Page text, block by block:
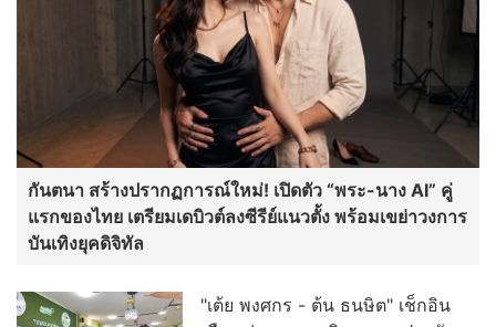
"เต้ย พงศกร - ต้น ธนษิต" เช็กอิน
เมืองเก่า ชมภาพจิตรกรรมฝาผนัง
ระดับโลก “ปู่ม่านย่าม่าน” เรียนรู้
นวัตกรรมผักเชียงดาใน "หอมแผ่น
ดินฯ"
Flag ทำแฟนๆ แห่เอาใจช่วย